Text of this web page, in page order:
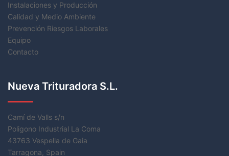
Instalaciones y Producción
Calidad y Medio Ambiente
Prevención Riesgos Laborales
Equipo
Contacto
Nueva Trituradora S.L.
Camí de Valls s/n
Poligono Industrial La Coma
43763 Vespella de Gaia
Tarragona, Spain